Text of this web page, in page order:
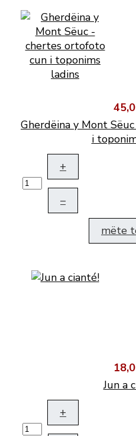
Gherdëina y Mont
i
+
–
mëte
Jun a
+